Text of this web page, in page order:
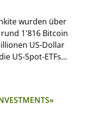
wurden über
1'816 Bitcoin
US-Dollar
US-Spot-ETFs...